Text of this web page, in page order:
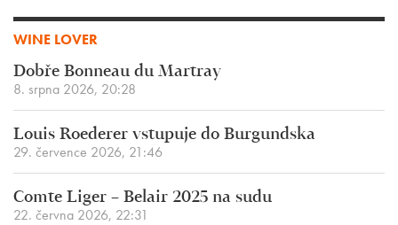
WINE LOVER
Dobře Bonneau du Martray
8. srpna 2026, 20:28
Louis Roederer vstupuje do Burgundska
29. července 2026, 21:46
Comte Liger – Belair 2025 na sudu
22. června 2026, 22:31